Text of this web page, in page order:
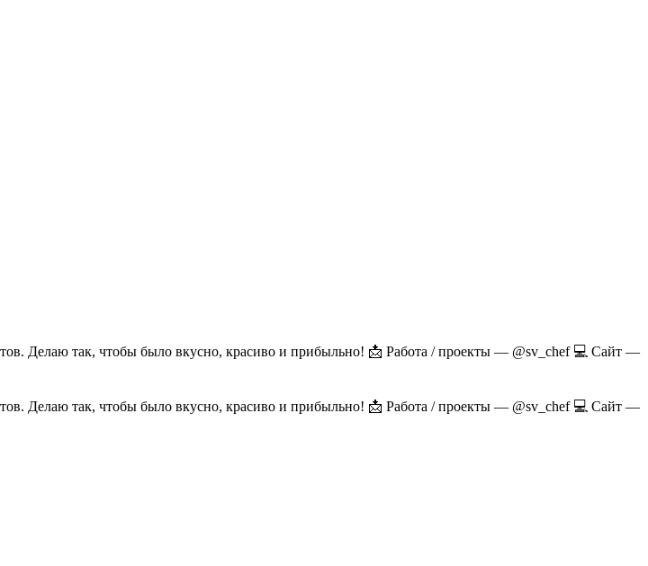
Делаю так, чтобы было вкусно, красиво и прибыльно! 📩 Работа / проекты — @sv_chef 💻 Сайт —
Делаю так, чтобы было вкусно, красиво и прибыльно! 📩 Работа / проекты — @sv_chef 💻 Сайт —